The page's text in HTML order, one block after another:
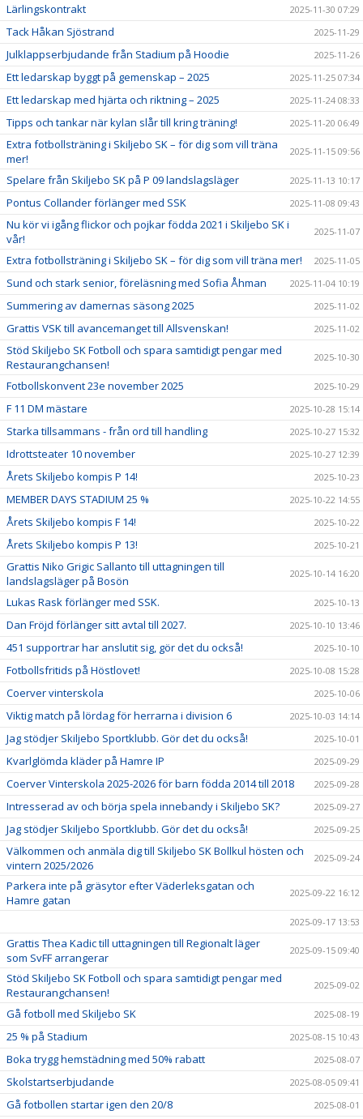
Lärlingskontrakt 2025-11-30 07:29
Tack Håkan Sjöstrand 2025-11-29
Julklappserbjudande från Stadium på Hoodie 2025-11-26
Ett ledarskap byggt på gemenskap – 2025 2025-11-25 07:34
Ett ledarskap med hjärta och riktning – 2025 2025-11-24 08:33
Tipps och tankar när kylan slår till kring träning! 2025-11-20 06:49
Extra fotbollsträning i Skiljebo SK – för dig som vill träna
mer!
2025-11-15 09:56
Spelare från Skiljebo SK på P 09 landslagsläger 2025-11-13 10:17
Pontus Collander förlänger med SSK 2025-11-08 09:43
Nu kör vi igång flickor och pojkar födda 2021 i Skiljebo SK i
vår!
2025-11-07
Extra fotbollsträning i Skiljebo SK – för dig som vill träna mer! 2025-11-05
Sund och stark senior, föreläsning med Sofia Åhman 2025-11-04 10:19
Summering av damernas säsong 2025 2025-11-02
Grattis VSK till avancemanget till Allsvenskan! 2025-11-02
Stöd Skiljebo SK Fotboll och spara samtidigt pengar med
Restaurangchansen!
2025-10-30
Fotbollskonvent 23e november 2025 2025-10-29
F 11 DM mästare 2025-10-28 15:14
Starka tillsammans - från ord till handling 2025-10-27 15:32
Idrottsteater 10 november 2025-10-27 12:39
Årets Skiljebo kompis P 14! 2025-10-23
MEMBER DAYS STADIUM 25 % 2025-10-22 14:55
Årets Skiljebo kompis F 14! 2025-10-22
Årets Skiljebo kompis P 13! 2025-10-21
Grattis Niko Grigic Sallanto till uttagningen till
landslagsläger på Bosön
2025-10-14 16:20
Lukas Rask förlänger med SSK. 2025-10-13
Dan Fröjd förlänger sitt avtal till 2027. 2025-10-10 13:46
451 supportrar har anslutit sig, gör det du också! 2025-10-10
Fotbollsfritids på Höstlovet! 2025-10-08 15:28
Coerver vinterskola 2025-10-06
Viktig match på lördag för herrarna i division 6 2025-10-03 14:14
Jag stödjer Skiljebo Sportklubb. Gör det du också! 2025-10-01
Kvarlglömda kläder på Hamre IP 2025-09-29
Coerver Vinterskola 2025-2026 för barn födda 2014 till 2018 2025-09-28
Intresserad av och börja spela innebandy i Skiljebo SK? 2025-09-27
Jag stödjer Skiljebo Sportklubb. Gör det du också! 2025-09-25
Välkommen och anmäla dig till Skiljebo SK Bollkul hösten och
vintern 2025/2026
2025-09-24
Parkera inte på gräsytor efter Väderleksgatan och
Hamre gatan
2025-09-22 16:12
2025-09-17 13:53
Grattis Thea Kadic till uttagningen till Regionalt läger
som SvFF arrangerar
2025-09-15 09:40
Stöd Skiljebo SK Fotboll och spara samtidigt pengar med
Restaurangchansen!
2025-09-02
Gå fotboll med Skiljebo SK 2025-08-19
25 % på Stadium 2025-08-15 10:43
Boka trygg hemstädning med 50% rabatt 2025-08-07
Skolstartserbjudande 2025-08-05 09:41
Gå fotbollen startar igen den 20/8 2025-08-01